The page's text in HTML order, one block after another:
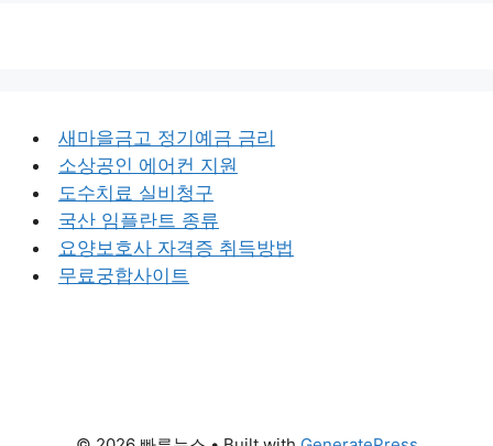
새마을금고 정기예금 금리
소상공인 에어컨 지원
도수치료 실비청구
국산 임플란트 종류
요양보호사 자격증 취득방법
무료궁합사이트